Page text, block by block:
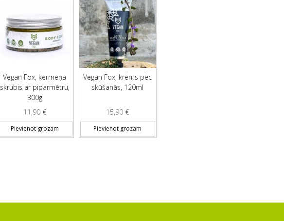
Vegan Fox, ķermeņa
skrubis ar piparmētru,
300g
11,90 €
Pievienot grozam
Vegan Fox, krēms pēc
skūšanās, 120ml
15,90 €
Pievienot grozam